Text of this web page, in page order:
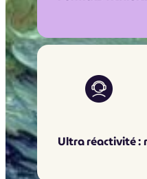
Ultra réactivité :